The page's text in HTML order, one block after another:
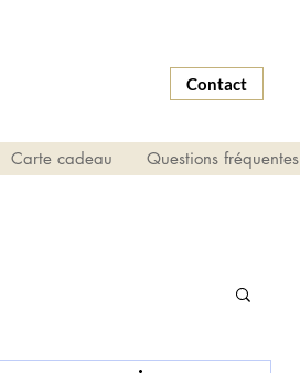
Contact
Carte cadeau Questions fréquentes